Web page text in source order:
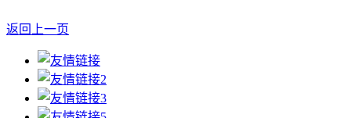
返回上一页